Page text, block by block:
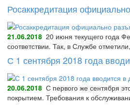
Росаккредитация
21.06.2018 20 июня текущего года
соответствии. Так, в Службе
С 1 сентября 2018 года
20.06.2018 С первого же сентября
покрытием. Требования к